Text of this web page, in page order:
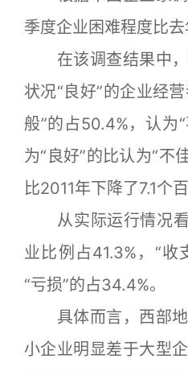
季度企业困难程度比去
在该调查结果中，
状况“良好”的企业经
般”的占50.4%，认为
为“良好”的比认为“不
比2011年下降了7.1个百
从实际运行情况看
业比例占41.3%，“收
“亏损”的占34.4%。
具体而言，西部地
小企业明显差于大型